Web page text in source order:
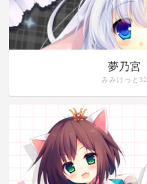
夢乃宮
みみけっと32